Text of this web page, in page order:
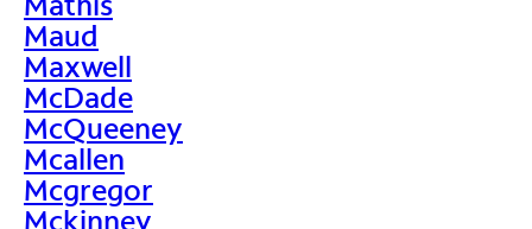
Maud
Maxwell
McDade
McQueeney
Mcallen
Mcgregor
Mckinney